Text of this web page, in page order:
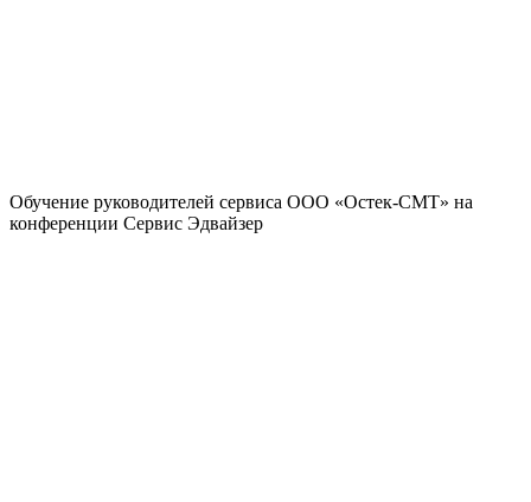
Обучение руководителей сервиса ООО «Остек-СМТ» на
конференции Сервис Эдвайзер